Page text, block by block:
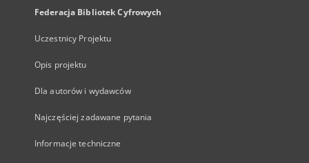
Federacja Bibliotek Cyfrowych
Uczestnicy Projektu
Opis projektu
Dla autorów i wydawców
Najczęściej zadawane pytania
Informacje techniczne